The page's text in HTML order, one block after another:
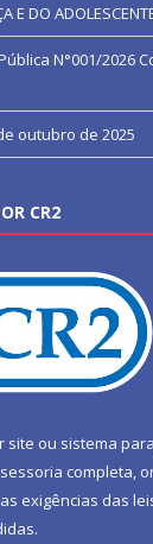
E DO
N°001/2026
outubro de 2025
CR2
site ou sistema
completa,
exigências das